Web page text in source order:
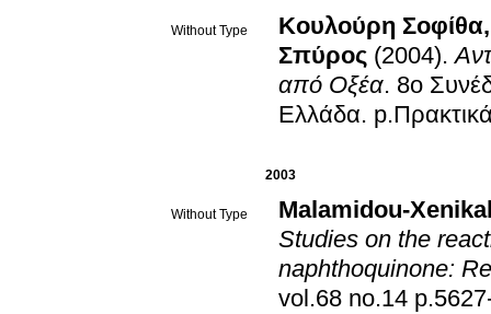
Without Type Κουλούρη Σοφίθα
Σπύρος (2004).
από Οξέα. 8ο
Ελλάδα.
2003
Without Type
Malamidou-
Studies on the
naphthoquinone:
vol.68 no.14